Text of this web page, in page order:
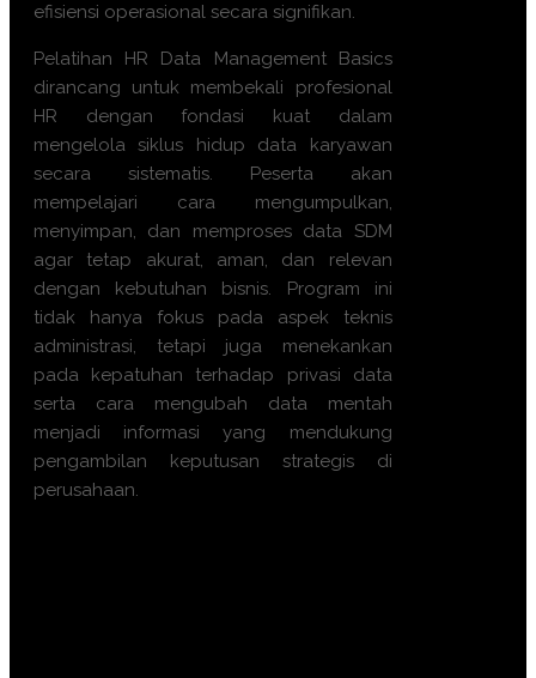
efisiensi operasional secara signifikan.
Pelatihan HR Data Management Basics
dirancang untuk membekali profesional
HR dengan fondasi kuat dalam
mengelola siklus hidup data karyawan
secara sistematis. Peserta akan
mempelajari cara mengumpulkan,
menyimpan, dan memproses data SDM
agar tetap akurat, aman, dan relevan
dengan kebutuhan bisnis. Program ini
tidak hanya fokus pada aspek teknis
administrasi, tetapi juga menekankan
pada kepatuhan terhadap privasi data
serta cara mengubah data mentah
menjadi informasi yang mendukung
pengambilan keputusan strategis di
perusahaan.